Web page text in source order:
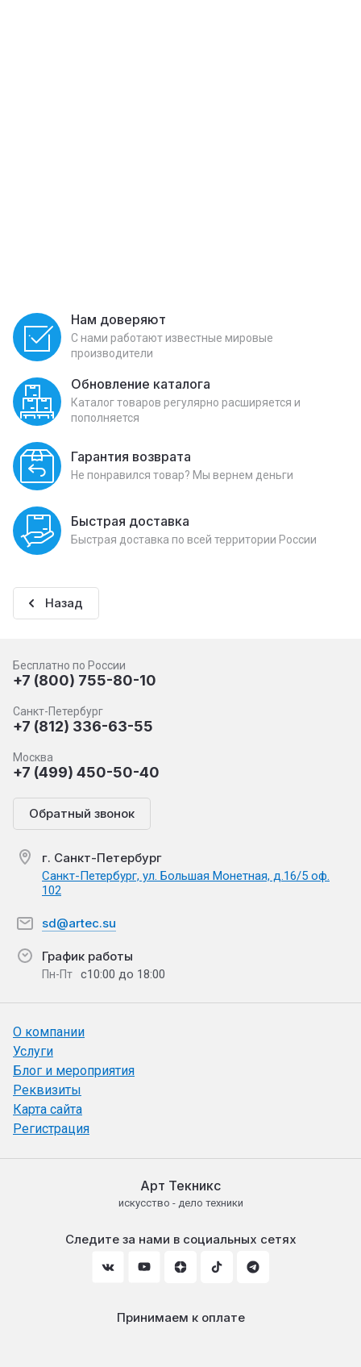
Нам доверяют
С нами работают известные мировые
производители
Обновление каталога
Каталог товаров регулярно расширяется и
пополняется
Гарантия возврата
Не понравился товар? Мы вернем деньги
Быстрая доставка
Быстрая доставка по всей территории России
Назад
Бесплатно по России
+7 (800) 755-80-10
Санкт-Петербург
+7 (812) 336-63-55
Москва
+7 (499) 450-50-40
Обратный звонок
г. Санкт-Петербург
Санкт-Петербург, ул. Большая Монетная, д.16/5 оф.
102
sd@artec.su
График работы
Пн-Пт с10:00 до 18:00
О компании
Услуги
Блог и мероприятия
Реквизиты
Карта сайта
Регистрация
Арт Текникс
искусство - дело техники
Следите за нами в социальных сетях
Принимаем к оплате